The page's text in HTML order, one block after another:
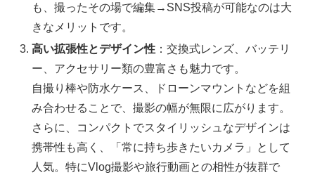
も、撮ったその場で編集→SNS投稿が可能なのは大
きなメリットです。
高い拡張性とデザイン性 ：交換式レンズ、バッテリ
ー、アクセサリー類の豊富さも魅力です。
自撮り棒や防水ケース、ドローンマウントなどを組
み合わせることで、撮影の幅が無限に広がります。
さらに、コンパクトでスタイリッシュなデザインは
携帯性も高く、「常に持ち歩きたいカメラ」として
人気。特にVlog撮影や旅行動画との相性が抜群で